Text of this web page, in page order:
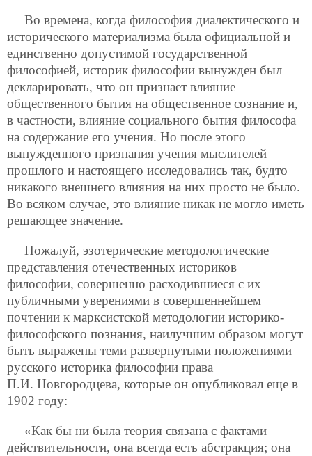
Во времена, когда философия диалектического и
исторического материализма была официальной и
единственно допустимой государственной
философией, историк философии вынужден был
декларировать, что он признает влияние
общественного бытия на общественное сознание и,
в частности, влияние социального бытия философа
на содержание его учения. Но после этого
вынужденного признания учения мыслителей
прошлого и настоящего исследовались так, будто
никакого внешнего влияния на них просто не было.
Во всяком случае, это влияние никак не могло иметь
решающее значение.
Пожалуй, эзотерические методологические
представления отечественных историков
философии, совершенно расходившиеся с их
публичными уверениями в совершеннейшем
почтении к марксистской методологии историко-
философского познания, наилучшим образом могут
быть выражены теми развернутыми положениями
русского историка философии права
П.И. Новгородцева, которые он опубликовал еще в
1902 году:
«Как бы ни была теория связана с фактами
действительности, она всегда есть абстракция; она